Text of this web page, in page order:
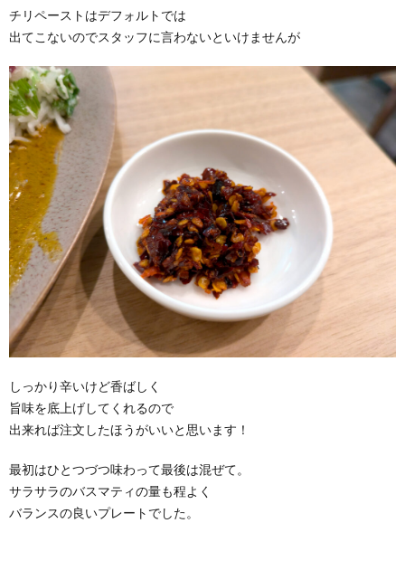
チリペーストはデフォルトでは
出てこないのでスタッフに言わないといけませんが
しっかり辛いけど香ばしく
旨味を底上げしてくれるので
出来れば注文したほうがいいと思います！
最初はひとつづつ味わって最後は混ぜて。
サラサラのバスマティの量も程よく
バランスの良いプレートでした。